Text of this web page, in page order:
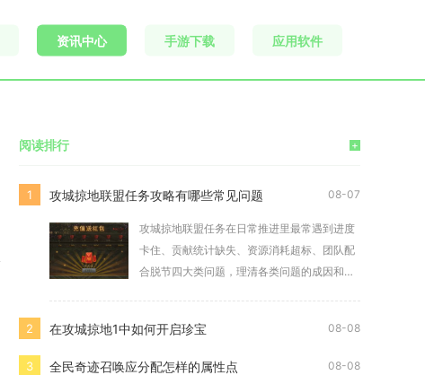
资讯中心 手游下载 应用软件
阅读排行 +
1 攻城掠地联盟任务攻略有哪些常见问题 08-07
攻城掠地联盟任务在日常推进里最常遇到进度
卡住、贡献统计缺失、资源消耗超标、团队配
合脱节四大类问题，理清各类问题的成因和对
2 在攻城掠地1中如何开启珍宝 08-08
3 全民奇迹召唤应分配怎样的属性点 08-08